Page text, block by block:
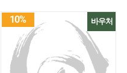
바우처
10%